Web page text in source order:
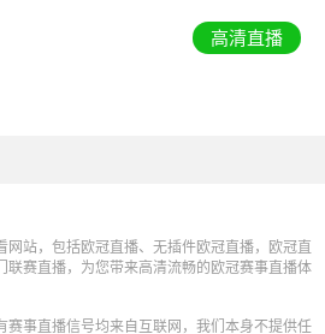
高清直播
网站，包括欧冠直播、无插件欧冠直播，欧冠直
联赛直播，为您带来高清流畅的欧冠赛事直播体
赛事直播信号均来自互联网，我们本身不提供任